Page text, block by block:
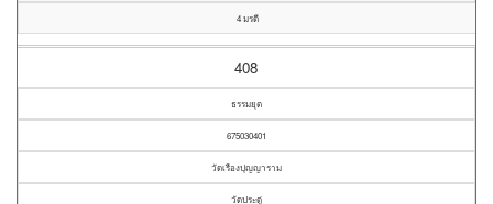
4 มรดี
408
ธรรมยุต
675030401
วัดเรืองปุญญาราม
วัดประดู่